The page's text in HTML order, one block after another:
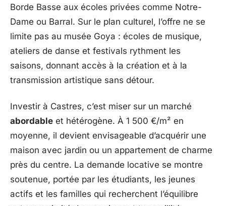
Borde Basse aux écoles privées comme Notre-
Dame ou Barral. Sur le plan culturel, l’offre ne se
limite pas au musée Goya : écoles de musique,
ateliers de danse et festivals rythment les
saisons, donnant accès à la création et à la
transmission artistique sans détour.
Investir à Castres, c’est miser sur un marché
abordable et hétérogène. À 1 500 €/m² en
moyenne, il devient envisageable d’acquérir une
maison avec jardin ou un appartement de charme
près du centre. La demande locative se montre
soutenue, portée par les étudiants, les jeunes
actifs et les familles qui recherchent l’équilibre